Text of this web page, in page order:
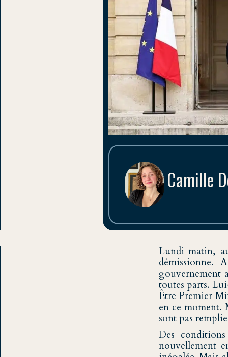
Camille
Lundi matin,
démissionne.
gouvernement
toutes parts.
Être Premier
en ce moment.
sont pas
Des
nouvellement